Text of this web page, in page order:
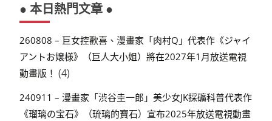
● 本日熱門文章 ●
260808 – 巨女控歡喜、漫畫家「肉村Q」代表作《ジャイ
アントお嬢様》（巨人大小姐）將在2027年1月放送電視
動畫版！ (4)
240911 – 漫畫家「渋谷圭一郎」美少女JK採礦科普代表作
《瑠璃の宝石》（琉璃的寶石）宣布2025年放送電視動畫